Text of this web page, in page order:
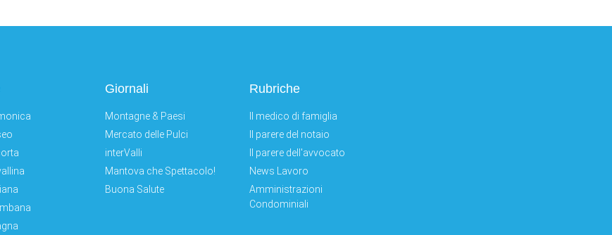
Giornali
Montagne & Paesi
Mercato delle Pulci
interValli
Mantova che Spettacolo!
Buona Salute
Rubriche
Il medico di famiglia
Il parere del notaio
Il parere dell'avvocato
News Lavoro
Amministrazioni
Condominiali